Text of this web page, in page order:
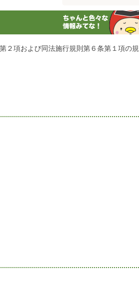
２項および同法施行規則第６条第１項の規